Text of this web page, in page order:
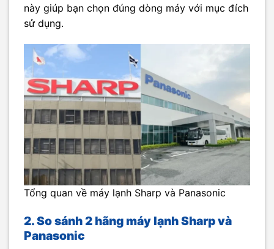
này giúp bạn chọn đúng dòng máy với mục đích
sử dụng.
Tổng quan về máy lạnh Sharp và Panasonic
2. So sánh 2 hãng máy lạnh Sharp và
Panasonic